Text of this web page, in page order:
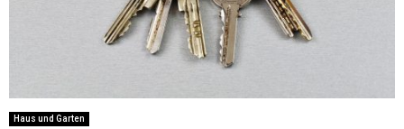
Haus und Garten